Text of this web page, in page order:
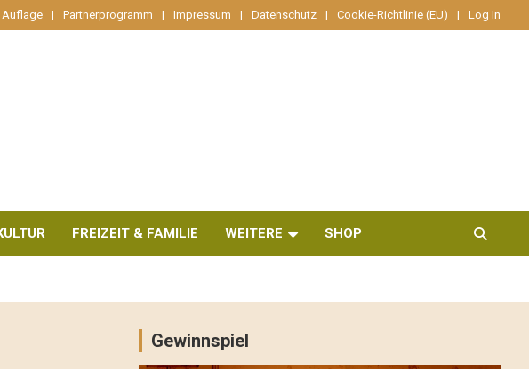
Partnerprogramm Impressum Datenschutz Cookie-Richtlinie (EU) Log In
FREIZEIT & FAMILIE WEITERE SHOP
Gewinnspiel